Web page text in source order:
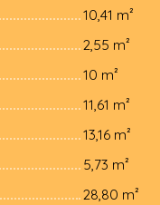
10,41 m²
2,55 m²
10 m²
11,61 m²
13,16 m²
5,73 m²
28,80 m²